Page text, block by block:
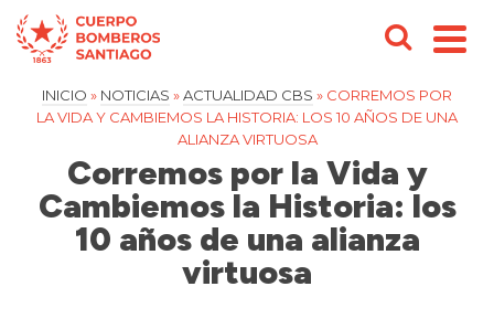
INICIO » NOTICIAS »ACTUALIDAD CBS » CORREMOS POR
LA VIDA Y CAMBIEMOS LA HISTORIA: LOS 10 AÑOS DE UNA
ALIANZA VIRTUOSA
Corremos por la Vida y
Cambiemos la Historia: los
10 años de una alianza
virtuosa